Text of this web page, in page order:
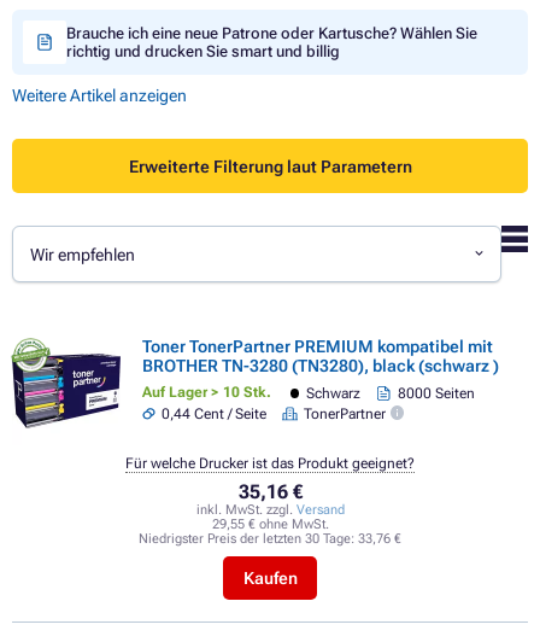
Brauche ich eine neue Patrone oder Kartusche? Wählen Sie
richtig und drucken Sie smart und billig
Weitere Artikel anzeigen
Erweiterte Filterung laut Parametern
Wir empfehlen
Toner TonerPartner PREMIUM kompatibel mit
BROTHER TN-3280 (TN3280), black (schwarz )
Auf Lager > 10 Stk. Schwarz
8000 Seiten
0,44 Cent / Seite
TonerPartner
35,16 €
inkl. MwSt. zzgl. Versand
29,55 € ohne MwSt.
Niedrigster Preis der letzten 30 Tage: 33,76 €
Kaufen
Für welche Drucker ist das Produkt geeignet?